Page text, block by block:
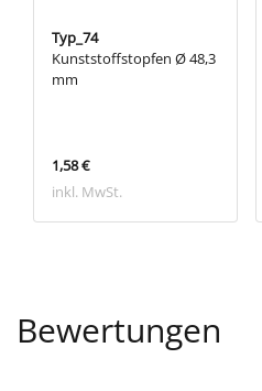
Typ_74
Kunststoffstopfen Ø 48,3
mm
1,58 €
inkl. MwSt.
Bewertungen